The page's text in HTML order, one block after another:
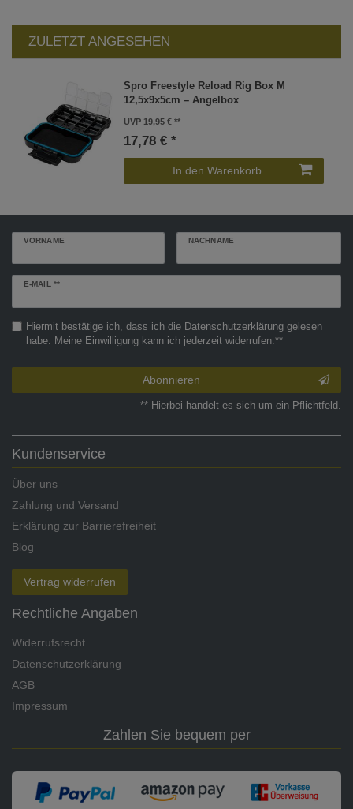
ZULETZT ANGESEHEN
Spro Freestyle Reload Rig Box M
12,5x9x5cm – Angelbox
UVP 19,95 €
17,78 € *
In den Warenkorb
VORNAME NACHNAME
E-MAIL **
Newsletter
Hiermit bestätige ich, dass ich die Daten­schutz­erklärunggelesen
habe. Meine Einwilligung kann ich jederzeit widerrufen.**
Abonnieren
** Hierbei handelt es sich um ein Pflichtfeld.
Kundenservice
Über uns
Zahlung und Versand
Erklärung zur Barrierefreiheit
Blog
Vertrag widerrufen
Rechtliche Angaben
Widerrufsrecht
Datenschutzerklärung
AGB
Impressum
Zahlen Sie bequem per